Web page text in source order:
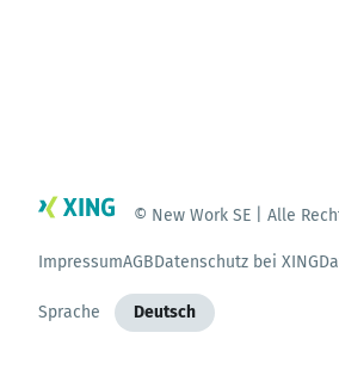
© New Work SE | Alle
ImpressumAGBDatenschutz bei XING
Sprache Deutsch